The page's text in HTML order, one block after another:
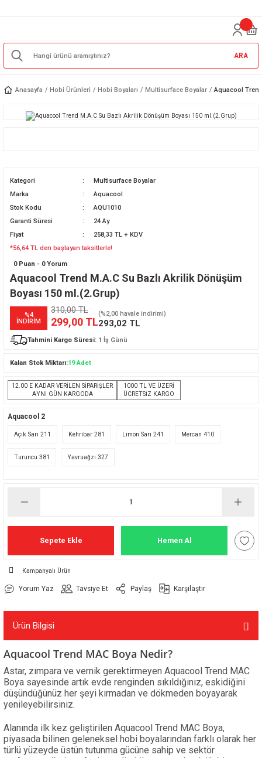
ARA
Anasayfa Hobi Ürünleri Hobi Boyaları Multisurface Boyalar Aquacool
Kategori
Multisurface Boyalar
Marka
Aquacool
Stok Kodu
AQU1010
Garanti Süresi
24 Ay
Fiyat
258,33 TL + KDV
*56,64 TL den başlayan taksitlerle!
0 Puan - 0 Yorum
Aquacool Trend M.A.C Su Bazlı Akrilik Dönüşüm
Boyası 150 ml.(2.Grup)
%4
İNDİRİM
310,00 TL
299,00 TL
(%2,00 havale indirimi)
293,02 TL
Tahmini Kargo Süresi: 1 İş Günü
Kalan Stok Miktarı:19 Adet
12.00 E KADAR VERİLEN SİPARİŞLER
AYNI GÜN KARGODA
1000 TL VE ÜZERİ
ÜCRETSİZ KARGO
Aquacool 2
Açık Sarı 211 Kehribar 281 Limon Sarı 241 Mercan 410
Turuncu 381 Yavruağzı 327
Sepete Ekle Hemen Al
Kampanyalı Ürün
Yorum Yaz Tavsiye Et Paylaş Karşılaştır
Ürün Bilgisi
Aquacool Trend MAC Boya Nedir?
Astar, zımpara ve vernik gerektirmeyen Aquacool Trend MAC
Boya sayesinde artık evde renginden sıkıldığınız, eskidiğini
düşündüğünüz her şeyi kırmadan ve dökmeden boyayarak
yenileyebilirsiniz.
Alanında ilk kez geliştirilen Aquacool Trend MAC Boya,
piyasada bilinen geleneksel hobi boyalarından farklı olarak her
türlü yüzeyde üstün tutunma gücüne sahip ve sektör